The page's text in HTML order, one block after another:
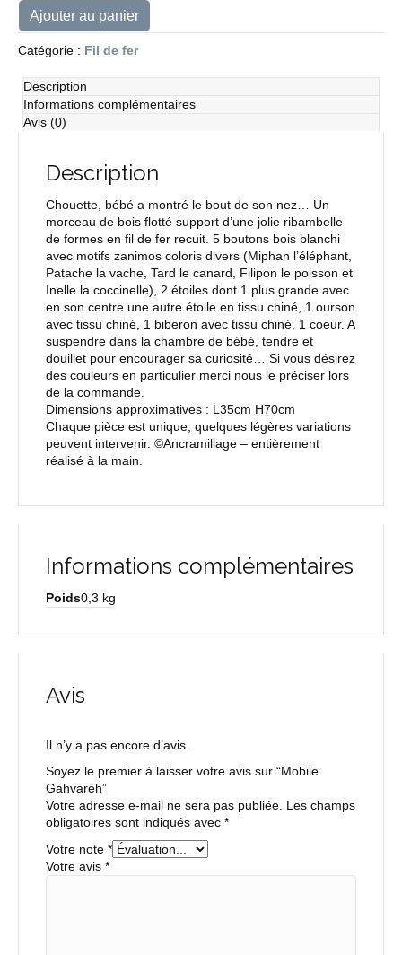
Mobile
Gahvareh
Ajouter au panier
Catégorie : Fil de fer
Description
Informations complémentaires
Avis (0)
Description
Chouette, bébé a montré le bout de son nez… Un
morceau de bois flotté support d’une jolie ribambelle
de formes en fil de fer recuit. 5 boutons bois blanchi
avec motifs zanimos coloris divers (Miphan l’éléphant,
Patache la vache, Tard le canard, Filipon le poisson et
Inelle la coccinelle), 2 étoiles dont 1 plus grande avec
en son centre une autre étoile en tissu chiné, 1 ourson
avec tissu chiné, 1 biberon avec tissu chiné, 1 coeur. A
suspendre dans la chambre de bébé, tendre et
douillet pour encourager sa curiosité… Si vous désirez
des couleurs en particulier merci nous le préciser lors
de la commande.
Dimensions approximatives : L35cm H70cm
Chaque pièce est unique, quelques légères variations
peuvent intervenir. ©Ancramillage – entièrement
réalisé à la main.
Informations complémentaires
Poids0,3 kg
Avis
Il n’y a pas encore d’avis.
Soyez le premier à laisser votre avis sur “Mobile
Gahvareh”
Votre adresse e-mail ne sera pas publiée. Les champs
obligatoires sont indiqués avec *
Votre note *
Votre avis *